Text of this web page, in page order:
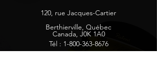
120, rue Jacques-Cartier
Berthierville, Québec
Canada, J0K 1A0
Tél : 1-800-363-8676